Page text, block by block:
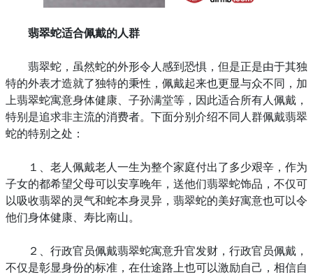
翡翠蛇适合佩戴的人群
翡翠蛇，虽然蛇的外形令人感到恐惧，但是正是由于其独
特的外表才造就了独特的秉性，佩戴起来也更显与众不同，加
上翡翠蛇寓意身体健康、子孙满堂等，因此适合所有人佩戴，
特别是追求非主流的消费者。下面分别介绍不同人群佩戴翡翠
蛇的特别之处：
１、老人佩戴老人一生为整个家庭付出了多少艰辛，作为
子女的都希望父母可以安享晚年，送他们翡翠蛇饰品，不仅可
以吸收翡翠的灵气和蛇本身灵异，翡翠蛇的美好寓意也可以令
他们身体健康、寿比南山。
２、行政官员佩戴翡翠蛇寓意升官发财，行政官员佩戴，
不仅是彰显身份的标准，在仕途路上也可以激励自己，相信自